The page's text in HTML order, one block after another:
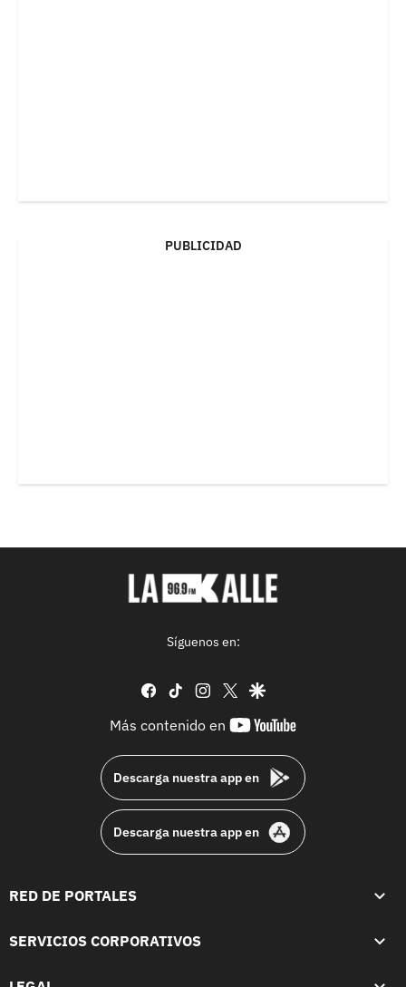
PUBLICIDAD
Síguenos en:
facebook
tiktok instagram
twittergoogle
Más contenido en
youtube-
Descarga nuestra app en
Descarga nuestra app en
RED DE PORTALES
SERVICIOS CORPORATIVOS